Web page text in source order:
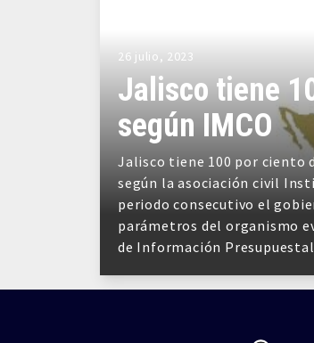
26 julio, 2023
Jalisco tiene
según IMCO
Jalisco tiene 100 por ciento
según la asociación civil
periodo consecutivo el
parámetros del organismo
de Información